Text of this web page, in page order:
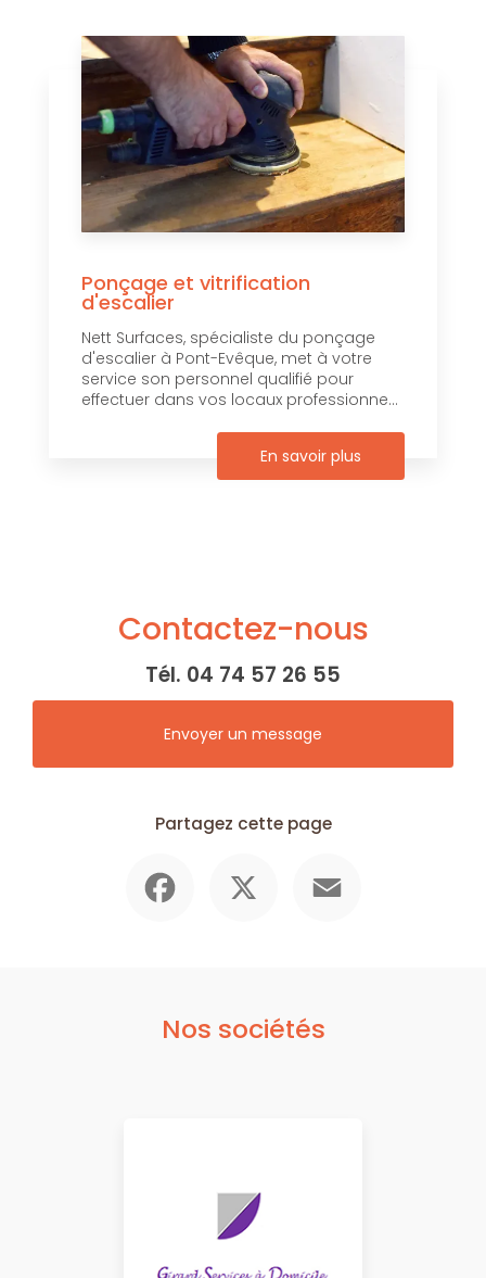
Ponçage et vitrification
d'escalier
Nett Surfaces, spécialiste du ponçage
d'escalier à Pont-Evêque, met à votre
service son personnel qualifié pour
effectuer dans vos locaux professionne...
En savoir plus
Contactez-nous
Tél. 04 74 57 26 55
Envoyer un message
Partagez cette page
Nos sociétés